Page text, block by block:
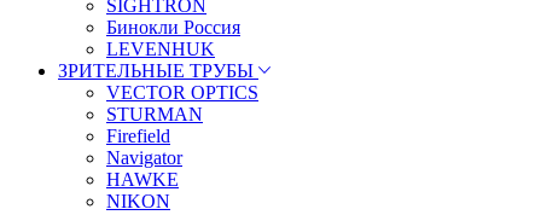
SIGHTRON
Бинокли Россия
LEVENHUK
ЗРИТЕЛЬНЫЕ ТРУБЫ
VECTOR OPTICS
STURMAN
Firefield
Navigator
HAWKE
NIKON